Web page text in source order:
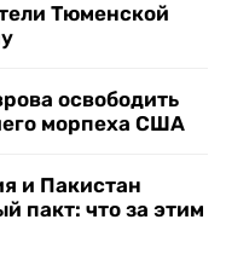
Тюменской
освободить
морпеха США
и Пакистан
пакт: что за этим